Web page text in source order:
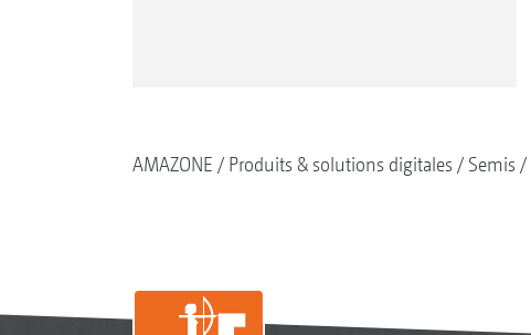
AMAZONE Produits & solutions digitales Semis